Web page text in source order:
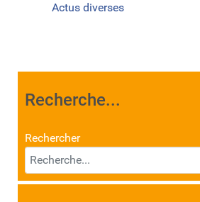
Actus diverses
Recherche...
Rechercher